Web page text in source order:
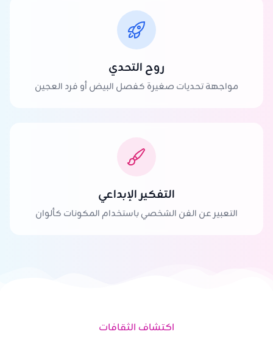
روح التحدي
مواجهة تحديات صغيرة كفصل البيض أو فرد العجين
التفكير الإبداعي
التعبير عن الفن الشخصي باستخدام المكونات كألوان
اكتشاف الثقافات